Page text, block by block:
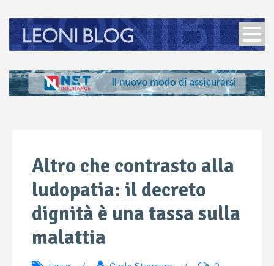
Altro che contrasto alla
ludopatia: il decreto
dignità è una tassa sulla
malattia